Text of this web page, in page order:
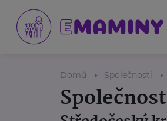
Domů Společnosti